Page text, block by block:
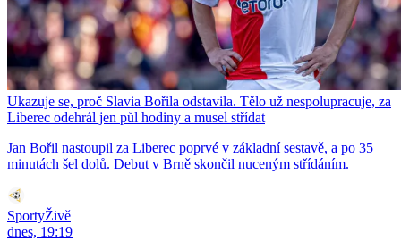
Ukazuje se, proč Slavia Bořila odstavila. Tělo už nespolupracuje, za
Liberec odehrál jen půl hodiny a musel střídat
Jan Bořil nastoupil za Liberec poprvé v základní sestavě, a po 35
minutách šel dolů. Debut v Brně skončil nuceným střídáním.
SportyŽivě
dnes, 19:19